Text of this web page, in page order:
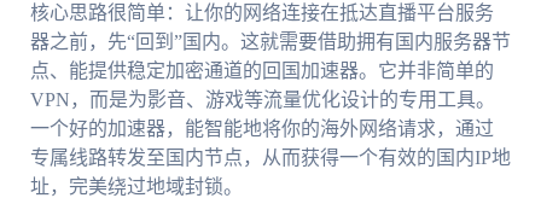
核心思路很简单：让你的网络连接在抵达直播平台服务
器之前，先“回到”国内。这就需要借助拥有国内服务器节
点、能提供稳定加密通道的回国加速器。它并非简单的
VPN，而是为影音、游戏等流量优化设计的专用工具。
一个好的加速器，能智能地将你的海外网络请求，通过
专属线路转发至国内节点，从而获得一个有效的国内IP地
址，完美绕过地域封锁。